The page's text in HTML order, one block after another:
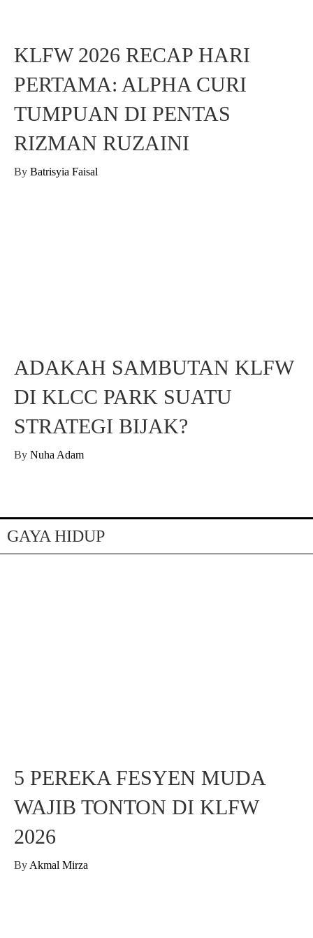
KLFW 2026 RECAP HARI
PERTAMA: ALPHA CURI
TUMPUAN DI PENTAS
RIZMAN RUZAINI
By Batrisyia Faisal
ADAKAH SAMBUTAN KLFW
DI KLCC PARK SUATU
STRATEGI BIJAK?
By Nuha Adam
GAYA HIDUP
5 PEREKA FESYEN MUDA
WAJIB TONTON DI KLFW
2026
By Akmal Mirza